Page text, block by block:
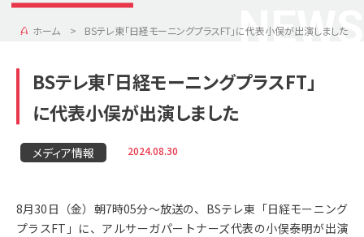
NEWS
ホーム BSテレ東「日経モーニングプラスFT」に代表小俣が出演しました
BSテレ東「日経モーニングプラスFT」
に代表小俣が出演しました
メディア情報 2024.08.30
8月30日（金）朝7時05分〜放送の、BSテレ東「日経モーニング
プラスFT」に、アルサーガパートナーズ代表の小俣泰明が出演